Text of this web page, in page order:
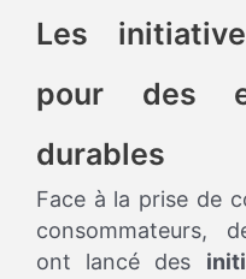
Les
pour des
durables
Face à la prise de
consommateurs,
ont lancé des